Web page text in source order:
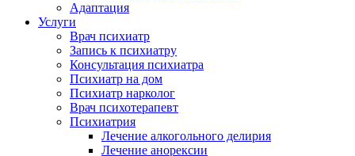
Адаптация
Услуги
Врач психиатр
Запись к психиатру
Консультация психиатра
Психиатр на дом
Психиатр нарколог
Врач психотерапевт
Психиатрия
Лечение алкогольного делирия
Лечение анорексии